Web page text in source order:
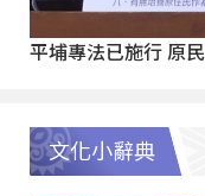
平埔專法已施行 原
文化小辭典